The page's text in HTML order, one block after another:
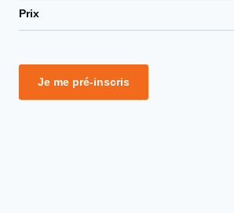
Prix
Je me pré-inscris